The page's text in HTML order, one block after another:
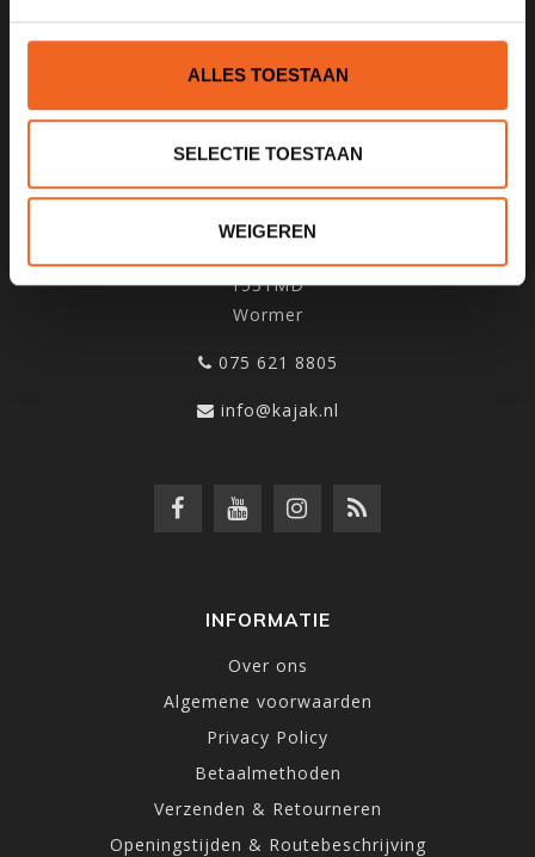
ALLES TOESTAAN
SELECTIE TOESTAAN
WEIGEREN
SCHRIJF JE IN VOOR ONZE
1531MD
Wormer
075 621 8805
info@kajak.nl
INFORMATIE
Over ons
Algemene voorwaarden
Privacy Policy
Betaalmethoden
Verzenden & Retourneren
Openingstijden & Routebeschrijving